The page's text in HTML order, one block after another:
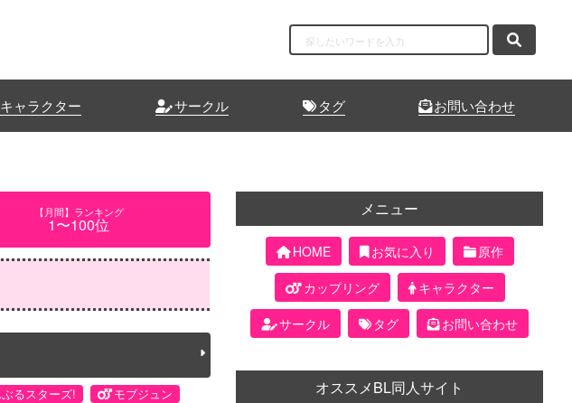
キャラクター サークル タグ お問い合わせ
【月間】ランキング
1〜100位
るスターズ!
モブジュン
メニュー
HOME お気に入り
原作
カップリング
キャラクター
サークル
タグ お問い合わせ
オススメBL同人サイト